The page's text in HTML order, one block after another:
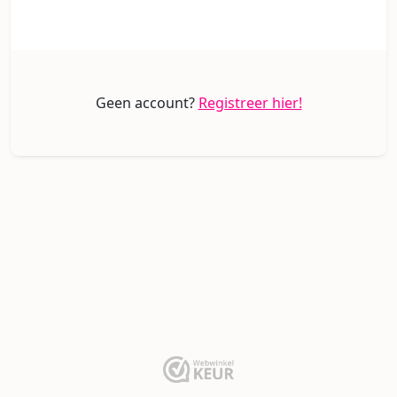
Geen account? Registreer hier!